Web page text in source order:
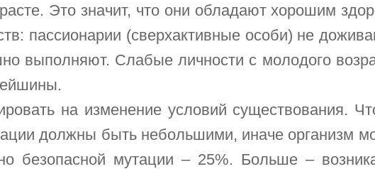
Это значит, что они обладают хорошим
пассионарии (сверхактивные особи) не
выполняют. Слабые личности с молодого
на изменение условий существования.
должны быть небольшими, иначе организм
безопасной мутации – 25%. Больше –